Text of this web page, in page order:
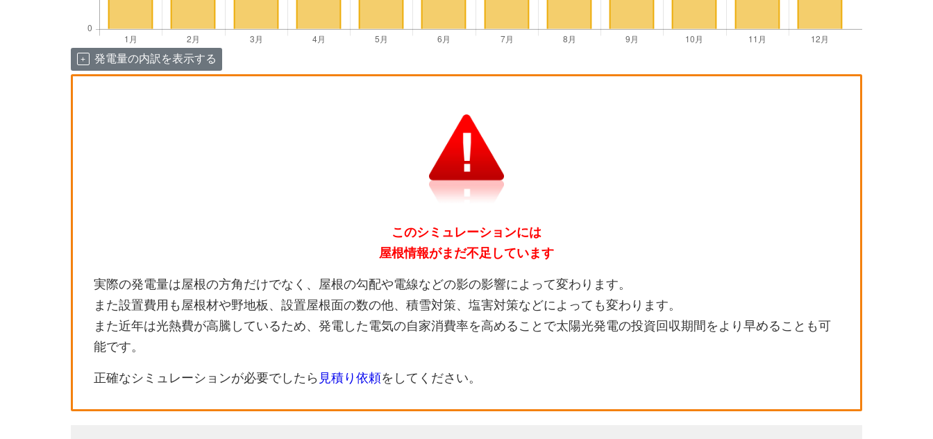
発電量の内訳を表示する
このシミュレーションには
屋根情報がまだ不足しています
実際の発電量は屋根の方角だけでなく、屋根の勾配や電線などの影の影響によって変わります。
また設置費用も屋根材や野地板、設置屋根面の数の他、積雪対策、塩害対策などによっても変わります。
また近年は光熱費が高騰しているため、発電した電気の自家消費率を高めることで太陽光発電の投資回収期間をより早めることも可
能です。
正確なシミュレーションが必要でしたら 見積り依頼をしてください。